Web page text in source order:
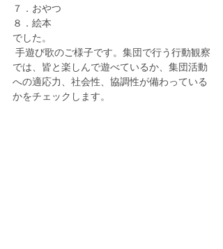
７．おやつ
８．絵本
でした。
では、皆と楽しんで遊べているか、集団活動
への適応力、社会性、協調性が備わっている
かをチェックします。